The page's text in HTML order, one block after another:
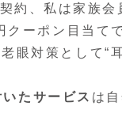
約、私は家族会
ーポン目当て
眼対策として“
たサービス は